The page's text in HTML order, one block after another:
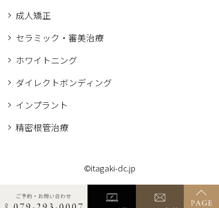
成人矯正
セラミック・審美治療
ホワイトニング
ダイレクトボンディング
インプラント
精密根管治療
©itagaki-dc.jp